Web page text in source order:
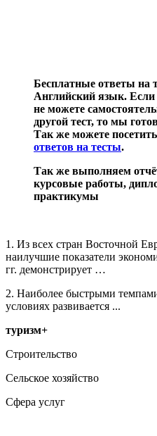
Бесплатные ответы на
Английский язык.
не можете
другой тест, то мы
Так же можете
ответов на тесты.
Так же выполняем
курсовые работы,
практикумы
1. Из всех стран Восточной
наилучшие показатели
гг. демонстрирует …
2. Наиболее быстрыми
условиях развивается ...
туризм+
Строительство
Сельское хозяйство
Сфера услуг